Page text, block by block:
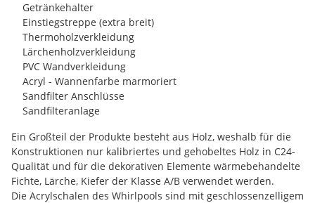
Getränkehalter
Einstiegstreppe (extra breit)
Thermoholzverkleidung
Lärchenholzverkleidung
PVC Wandverkleidung
Acryl - Wannenfarbe marmoriert
Sandfilter Anschlüsse
Sandfilteranlage
Ein Großteil der Produkte besteht aus Holz, weshalb für die
Konstruktionen nur kalibriertes und gehobeltes Holz in C24-
Qualität und für die dekorativen Elemente wärmebehandelte
Fichte, Lärche, Kiefer der Klasse A/B verwendet werden.
Die Acrylschalen des Whirlpools sind mit geschlossenzelligem